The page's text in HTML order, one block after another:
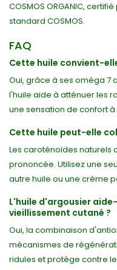
COSMOS ORGANIC,
standard COSMOS.
FAQ
Cette huile convient-
Oui, grâce à ses oméga 7
l'huile aide à atténuer les
une sensation de confort à
Cette huile peut-elle
Les caroténoïdes naturels
prononcée. Utilisez une
autre huile ou une crème
L'huile d'argousier
vieillissement cutané ?
Oui, la combinaison
mécanismes de
ridules et protège contre